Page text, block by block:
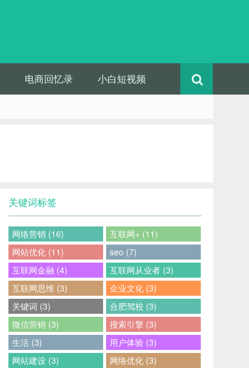
电商回忆录 小白短视频
关键词标签
网络营销 (16)
互联网+ (11)
网站优化 (11)
seo (7)
互联网金融 (4)
互联网从业者 (3)
互联网思维 (3)
企业文化 (3)
关键词 (3)
合肥驾校 (3)
微信营销 (3)
搜索引擎 (3)
生活 (3)
用户体验 (3)
网站建设 (3)
网络优化 (3)